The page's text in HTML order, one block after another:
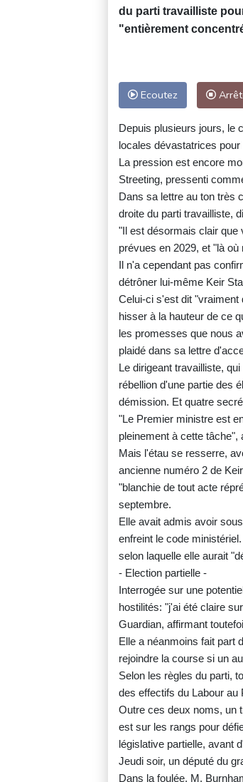
du parti travailliste
"entièrement
Ecoutez
Depuis plusieurs jours, le
locales dévastatrices
La pression est encore
Streeting, pressenti
Dans sa lettre au ton très
droite du parti travailliste,
"Il est désormais clair que
prévues en 2029, et "là
Il n'a cependant pas
détrôner lui-même Keir
Celui-ci s'est dit "vraiment
hisser à la hauteur de ce
les promesses que nous
plaidé dans sa lettre
Le dirigeant travailliste,
rébellion d'une partie des
démission. Et quatre
"Le Premier ministre est
pleinement à cette tâche",
Mais l'étau se resserre,
ancienne numéro 2 de
"blanchie de tout acte
septembre.
Elle avait admis avoir
enfreint le code
selon laquelle elle aurait
- Election partielle -
Interrogée sur une
hostilités: "j'ai été claire
Guardian, affirmant
Elle a néanmoins fait part
rejoindre la course si un
Selon les règles du parti,
des effectifs du Labour au
Outre ces deux noms, un
est sur les rangs pour
législative partielle, avant
Jeudi soir, un député du
Dans la foulée, M.